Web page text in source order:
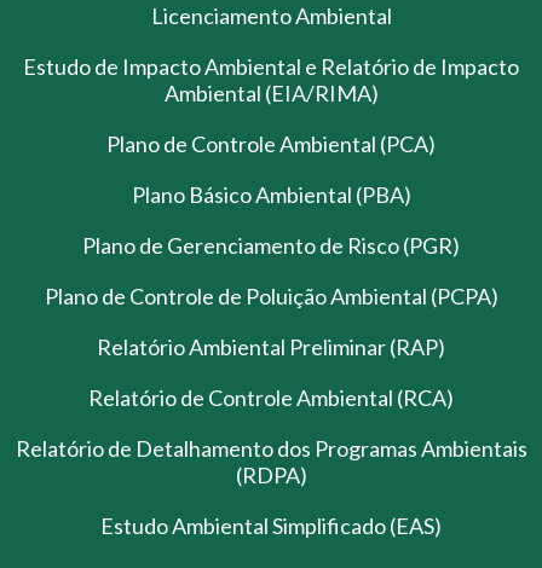
Licenciamento Ambiental
Estudo de Impacto Ambiental e Relatório de Impacto
Ambiental (EIA/RIMA)
Plano de Controle Ambiental (PCA)
Plano Básico Ambiental (PBA)
Plano de Gerenciamento de Risco (PGR)
Plano de Controle de Poluição Ambiental (PCPA)
Relatório Ambiental Preliminar (RAP)
Relatório de Controle Ambiental (RCA)
Relatório de Detalhamento dos Programas Ambientais
(RDPA)
Estudo Ambiental Simplificado (EAS)